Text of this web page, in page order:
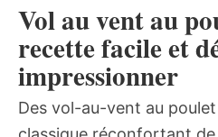
Vol au vent au
recette facile et
impressionner
Des vol-au-vent au